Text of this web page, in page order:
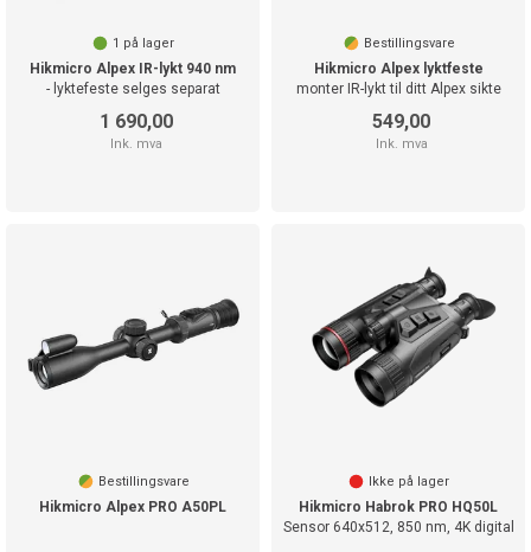
1 på lager
Hikmicro Alpex IR-lykt 940 nm
- lyktefeste selges separat
1 690,00
Ink. mva
Bestillingsvare
Hikmicro Alpex lyktfeste
monter IR-lykt til ditt Alpex sikte
549,00
Ink. mva
Bestillingsvare
Hikmicro Alpex PRO A50PL
Ikke på lager
Hikmicro Habrok PRO HQ50L
Sensor 640x512, 850 nm, 4K digital